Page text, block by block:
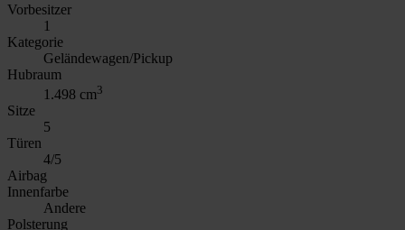
Vorbesitzer
1
Kategorie
Geländewagen/Pickup
Hubraum
1.498 cm3
Sitze
5
Türen
4/5
Airbag
Innenfarbe
Andere
Polsterung